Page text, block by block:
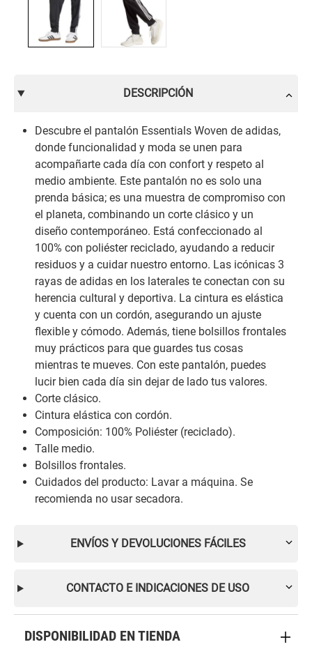
DESCRIPCIÓN
Descubre el pantalón Essentials Woven de adidas,
donde funcionalidad y moda se unen para
acompañarte cada día con confort y respeto al
medio ambiente. Este pantalón no es solo una
prenda básica; es una muestra de compromiso con
el planeta, combinando un corte clásico y un
diseño contemporáneo. Está confeccionado al
100% con poliéster reciclado, ayudando a reducir
residuos y a cuidar nuestro entorno. Las icónicas 3
rayas de adidas en los laterales te conectan con su
herencia cultural y deportiva. La cintura es elástica
y cuenta con un cordón, asegurando un ajuste
flexible y cómodo. Además, tiene bolsillos frontales
muy prácticos para que guardes tus cosas
mientras te mueves. Con este pantalón, puedes
lucir bien cada día sin dejar de lado tus valores.
Corte clásico.
Cintura elástica con cordón.
Composición: 100% Poliéster (reciclado).
Talle medio.
Bolsillos frontales.
Cuidados del producto: Lavar a máquina. Se
recomienda no usar secadora.
ENVÍOS Y DEVOLUCIONES FÁCILES
CONTACTO E INDICACIONES DE USO
DISPONIBILIDAD EN TIENDA